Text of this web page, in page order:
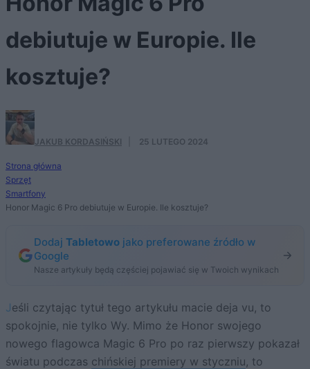
debiutuje w Europie. Ile
kosztuje?
JAKUB KORDASIŃSKI 25 LUTEGO 2024
Strona główna
Sprzęt
Smartfony
Honor Magic 6 Pro debiutuje w Europie. Ile kosztuje?
Dodaj Tabletowo jako preferowane źródło w
Google
Nasze artykuły będą częściej pojawiać się w Twoich wynikach
Jeśli czytając tytuł tego artykułu macie deja vu, to
spokojnie, nie tylko Wy. Mimo że Honor swojego
nowego flagowca Magic 6 Pro po raz pierwszy pokazał
światu podczas chińskiej premiery w styczniu, to